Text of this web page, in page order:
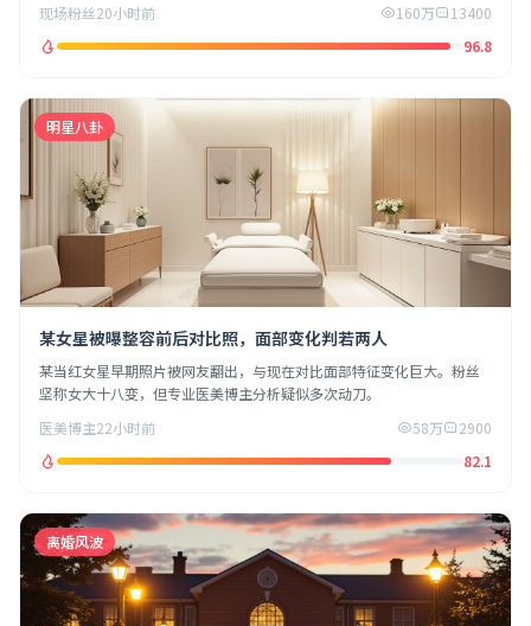
现场粉丝20小时前 160万
13400
96.8
明星八卦
某女星被曝整容前后对比照，面部变化判若两人
某当红女星早期照片被网友翻出，与现在对比面部特征变化巨大。粉丝
坚称女大十八变，但专业医美博主分析疑似多次动刀。
医美博主22小时前 58万
2900
82.1
离婚风波